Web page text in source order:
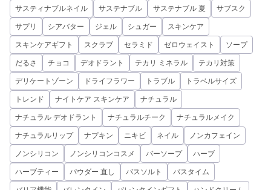
サスティナブルネイル サステナブル サステナブル 夏 サブスク
サプリ シアバター ジェル シュガー スキンケア
スキンケアギフト スクラブ セラミド ゼロウェイスト ソープ
だるさ チョコ デオドラント テカリ ミネラル テカリ対策
デリケートゾーン ドライフラワー トラブル トラベルサイズ
トレンド ナイトケア スキンケア ナチュラル
ナチュラル デオドラント ナチュラルチーク ナチュラルメイク
ナチュラルリップ ナプキン ニキビ ネイル ノンカフェイン
ノンシリコン ノンシリコンコスメ バーソープ ハーブ
ハーブティー パウダー 直し バスソルト バスタイム